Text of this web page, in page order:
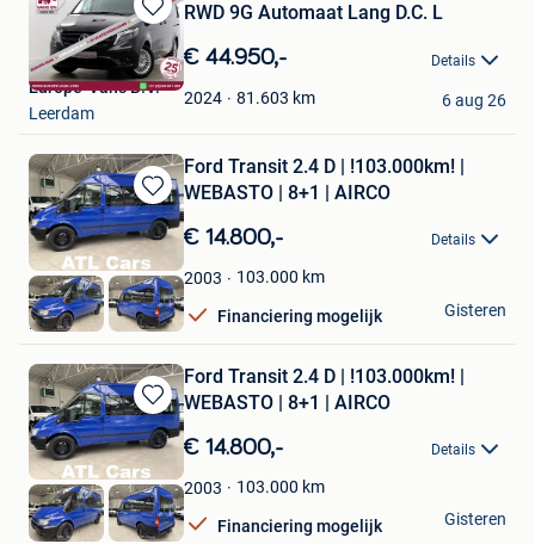
Bewaren
in
Mijn
Favorieten
RWD 9G Automaat Lang D.C. L
€ 44.950,- Details
2024 81.603 km
Europe-Vans B.V.
Leerdam
6 aug 26
Bewaren
in
Mijn
Favorieten
Ford Transit 2.4 D | !103.000km! |
WEBASTO | 8+1 | AIRCO
€ 14.800,- Details
2003 103.000 km
Financiering mogelijk
ATL Cars
Hasselt
Gisteren
Bewaren
in
Mijn
Favorieten
Ford Transit 2.4 D | !103.000km! |
WEBASTO | 8+1 | AIRCO
€ 14.800,- Details
2003 103.000 km
Financiering mogelijk
ATL Cars
Hasselt
Gisteren